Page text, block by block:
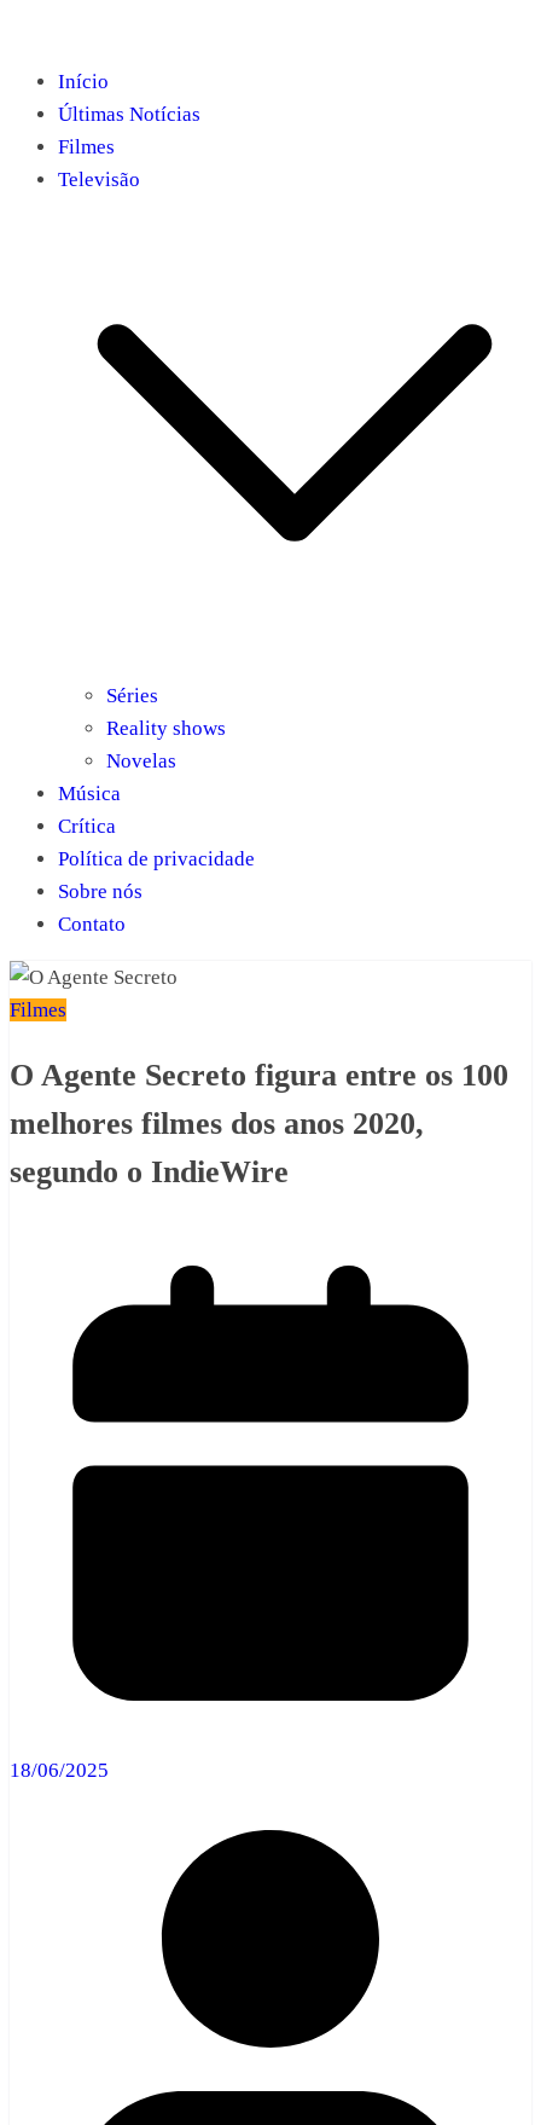
Início
Últimas Notícias
Filmes
Televisão
Séries
Reality shows
Novelas
Música
Crítica
Política de privacidade
Sobre nós
Contato
Filmes
O Agente Secreto figura entre os 100
melhores filmes dos anos 2020,
segundo o IndieWire
18/06/2025